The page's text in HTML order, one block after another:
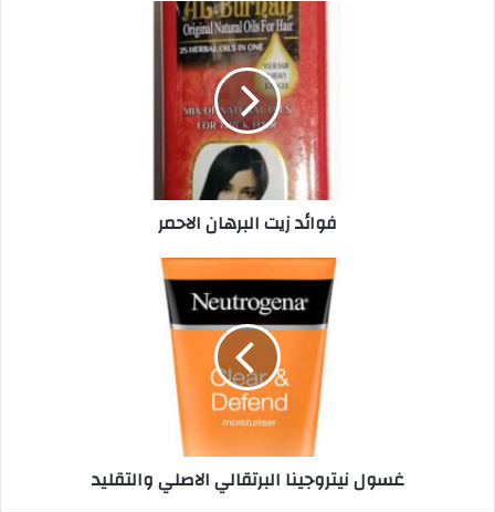
فوائد زيت البرهان الاحمر
غسول نيتروجينا البرتقالي الاصلي والتقليد